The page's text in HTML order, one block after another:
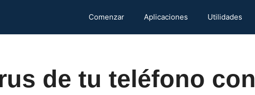
Comenzar Aplicaciones Utilidades
de tu teléfono con